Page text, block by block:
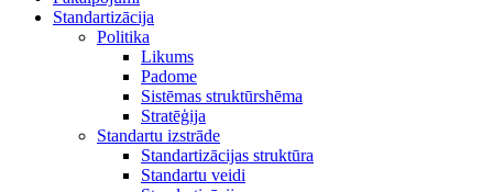
Standartizācija
Politika
Likums
Padome
Sistēmas struktūrshēma
Stratēģija
Standartu izstrāde
Standartizācijas struktūra
Standartu veidi